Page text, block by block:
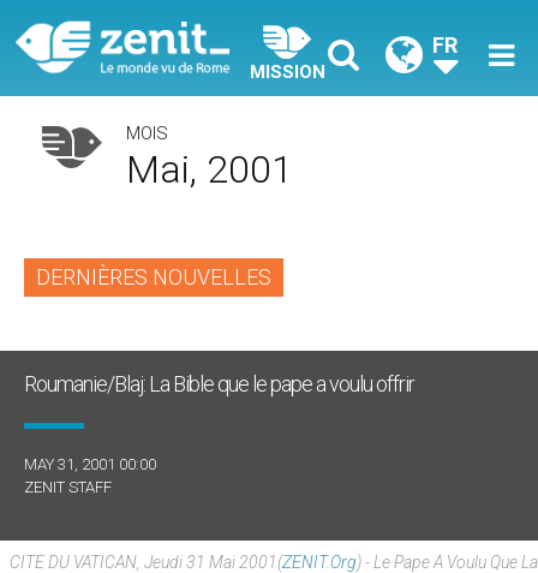
MISSION
FR
MOIS
Mai, 2001
DERNIÈRES NOUVELLES
Roumanie/Blaj: La Bible que le pape a voulu offrir
MAY 31, 2001 00:00
ZENIT STAFF
CITE DU VATICAN, Jeudi 31 Mai 2001(ZENIT.org) - Le Pape A Voulu Que La